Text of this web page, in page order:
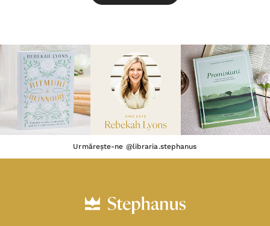
Urmărește-ne @libraria.stephanus